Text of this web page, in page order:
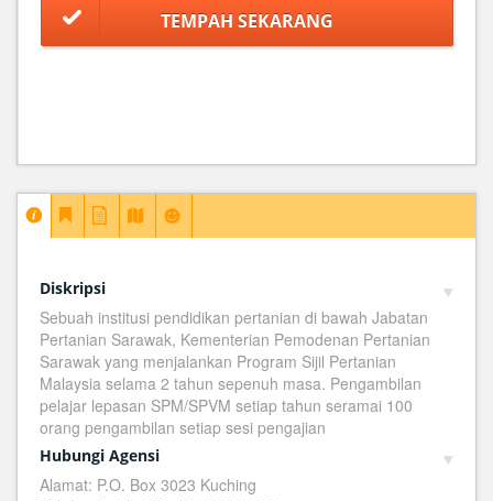
Diskripsi
Sebuah institusi pendidikan pertanian di bawah Jabatan
Pertanian Sarawak, Kementerian Pemodenan Pertanian
Sarawak yang menjalankan Program Sijil Pertanian
Malaysia selama 2 tahun sepenuh masa. Pengambilan
pelajar lepasan SPM/SPVM setiap tahun seramai 100
orang pengambilan setiap sesi pengajian
Hubungi Agensi
Alamat: P.O. Box 3023 Kuching